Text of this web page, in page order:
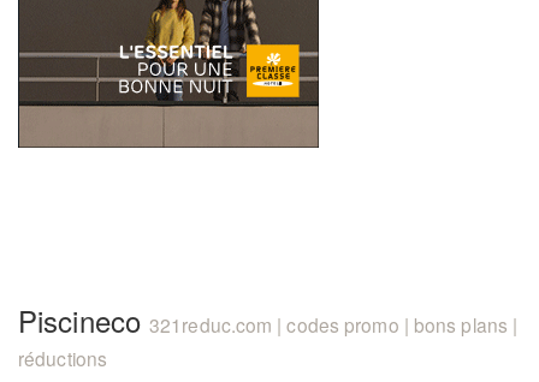
Piscineco 321reduc.com | codes promo | bons plans |
réductions